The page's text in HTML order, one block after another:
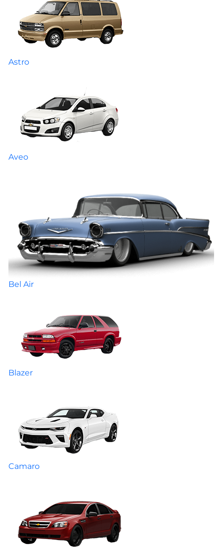
Astro
Aveo
Bel Air
Blazer
Camaro